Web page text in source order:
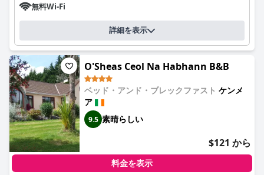
無料Wi-Fi
詳細を表示
O'Sheas Ceol Na Habhann B&B
ベッド・アンド・ブレックファスト ケンメ
ア
9.5 素晴らしい
$121 から
料金を表示